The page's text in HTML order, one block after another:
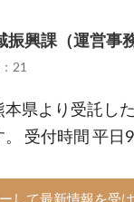
振興課（運営事
21
本県より受託し
受付時間 平日
して最新情報を受